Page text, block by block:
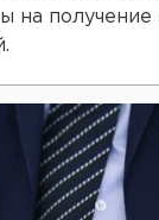
на получение